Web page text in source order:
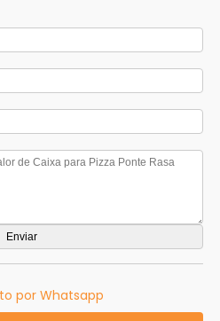
por Whatsapp